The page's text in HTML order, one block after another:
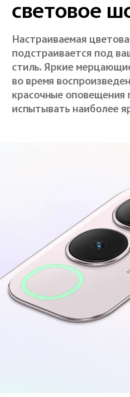
световое
Настраиваемая
подстраивается под
стиль. Яркие
во время
красочные оповещения
испытывать наиболее